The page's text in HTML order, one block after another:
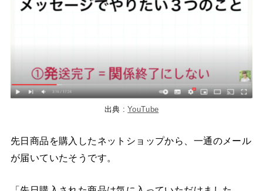
出典 :YouTube
先日商品を購入したネットショップから、一通のメール
が届いていたそうです。